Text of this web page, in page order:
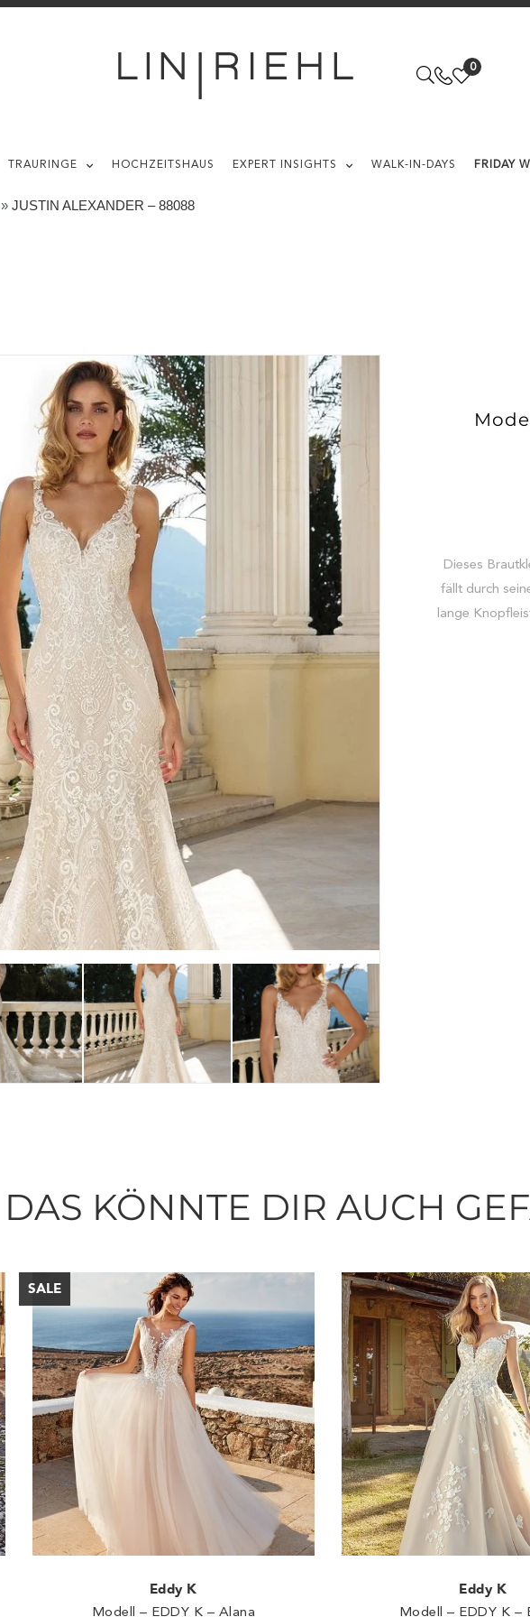
0
TRAURINGE HOCHZEITSHAUS EXPERT INSIGHTS WALK-IN-DAYS FRIDAY
» JUSTIN ALEXANDER – 88088
Dieses
fällt durch
lange
DAS KÖNNTE DIR AUCH
Eddy K
Modell – EDDY K – Alana
Eddy K
Modell – EDDY K –